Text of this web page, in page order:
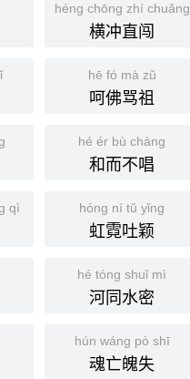
héng chōng zhí chuǎng
横冲直闯
hē fó mà zǔ
呵佛骂祖
hé ér bù chàng
和而不唱
qì hóng ní tǔ yǐng
虹霓吐颖
hé tóng shuǐ mì
河同水密
hún wáng pò shī
魂亡魄失